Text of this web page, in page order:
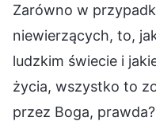
Zarówno w
niewierzących, to,
ludzkim świecie i
życia, wszystko to
przez Boga,